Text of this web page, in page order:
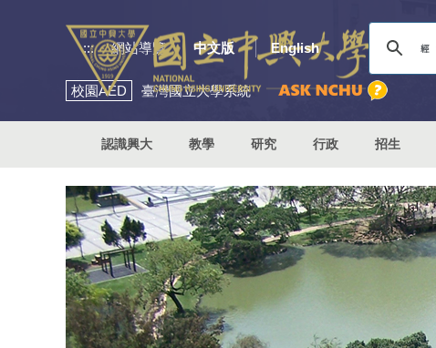
::: 網站導覽 中文版 English
校園AED 臺灣國立大學系統
認識興大 教學 研究 行政 招生